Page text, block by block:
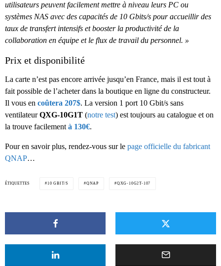
utilisateurs peuvent facilement mettre à niveau leurs PC ou
systèmes NAS avec des capacités de 10 Gbits/s pour accueillir des
taux de transfert intensifs et booster la productivité de la
collaboration en équipe et le flux de travail du personnel. »
Prix et disponibilité
La carte n’est pas encore arrivée jusqu’en France, mais il est tout à
fait possible de l’acheter dans la boutique en ligne du constructeur.
Il vous en coûtera 207$. La version 1 port 10 Gbit/s sans
ventilateurQXG-10G1T (notre test) est toujours au catalogue et on
la trouve facilementà 130€.
Pour en savoir plus, rendez-vous sur le page officielle du fabricant
QNAP…
ÉTIQUETTES 10 GBIT/S QNAP QXG-10G2T-107